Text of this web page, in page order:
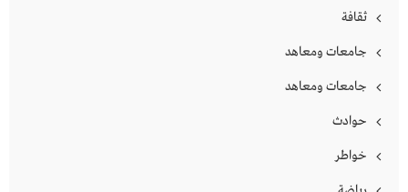
ثقافة
جامعات ومعاهد
جامعات ومعاهد
حوادث
خواطر